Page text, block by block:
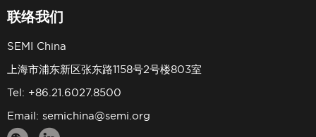
联络我们
SEMI China
上海市浦东新区张东路1158号2号楼803室
Tel: +86.21.6027.8500
Email: semichina@semi.org